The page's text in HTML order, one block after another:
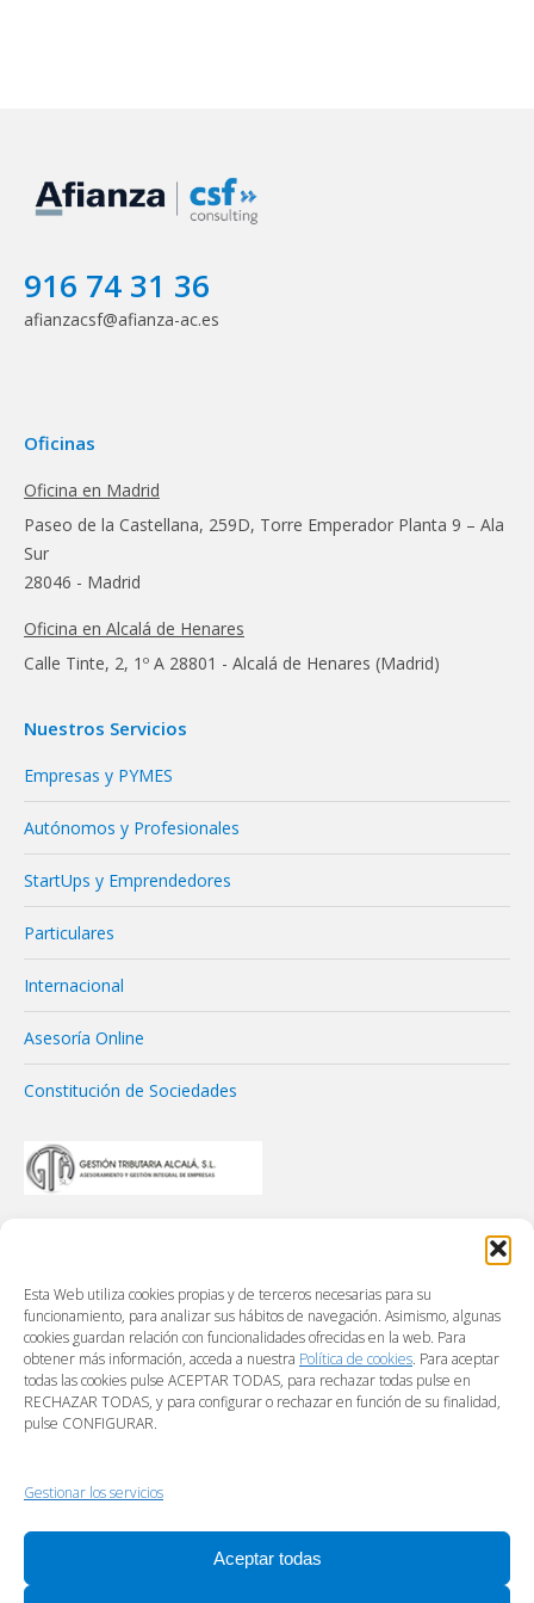
Esta Web utiliza cookies propias y de terceros necesarias para su
funcionamiento, para analizar sus hábitos de navegación. Asimismo, algunas
cookies guardan relación con funcionalidades ofrecidas en la web. Para
obtener más información, acceda a nuestra Política de cookies. Para aceptar
todas las cookies pulse ACEPTAR TODAS, para rechazar todas pulse en
RECHAZAR TODAS, y para configurar o rechazar en función de su finalidad,
pulse CONFIGURAR.
Gestionar los servicios
Aceptar todas
916 74 31 36
afianzacsf@afianza-ac.es
Oficinas
Oficina en Madrid
Paseo de la Castellana, 259D, Torre Emperador Planta 9 – Ala
Sur
28046 - Madrid
Oficina en Alcalá de Henares
Calle Tinte, 2, 1º A 28801 - Alcalá de Henares (Madrid)
Nuestros Servicios
Empresas y PYMES
Autónomos y Profesionales
StartUps y Emprendedores
Particulares
Internacional
Asesoría Online
Constitución de Sociedades